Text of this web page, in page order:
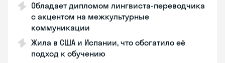
Обладает дипломом лингвиста-переводчика
с акцентом на межкультурные
коммуникации
Жила в США и Испании, что обогатило её
подход к обучению